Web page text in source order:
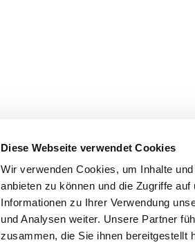
Diese Webseite verwendet Cookies
Wir verwenden Cookies, um Inhalte
anbieten zu können und die Zugriffe
Informationen zu Ihrer Verwendung
und Analysen weiter. Unsere Partner
zusammen, die Sie ihnen bereitgestellt